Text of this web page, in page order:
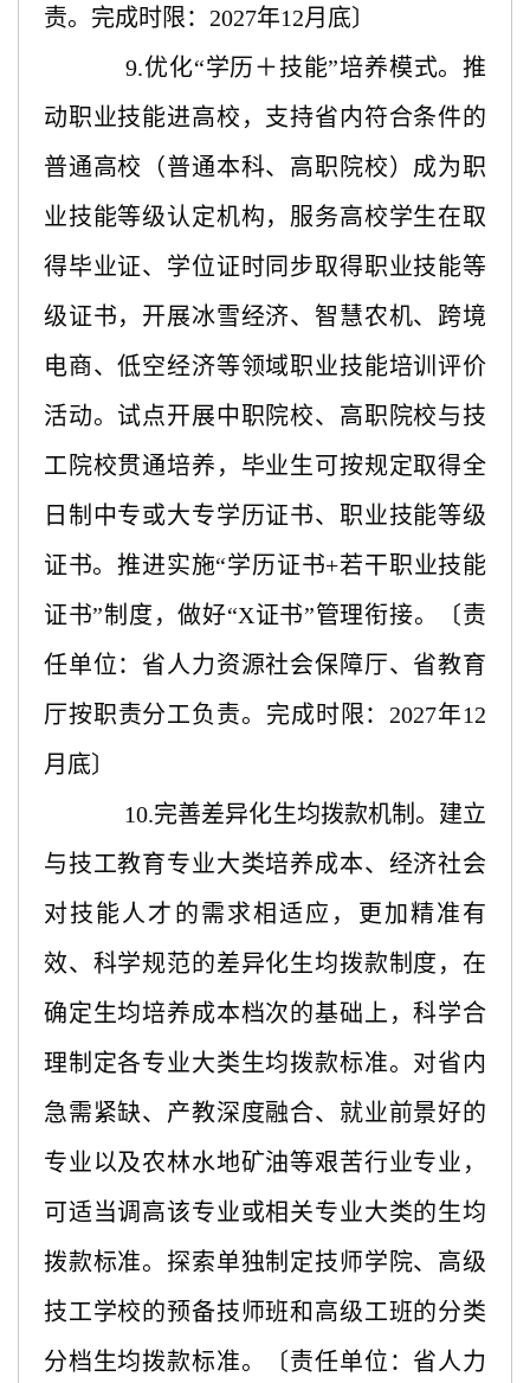
责。完成时限：2027年12月底〕
9.优化“学历＋技能”培养模式。推
动职业技能进高校，支持省内符合条件的
普通高校（普通本科、高职院校）成为职
业技能等级认定机构，服务高校学生在取
得毕业证、学位证时同步取得职业技能等
级证书，开展冰雪经济、智慧农机、跨境
电商、低空经济等领域职业技能培训评价
活动。试点开展中职院校、高职院校与技
工院校贯通培养，毕业生可按规定取得全
日制中专或大专学历证书、职业技能等级
证书。推进实施“学历证书+若干职业技能
证书”制度，做好“X证书”管理衔接。〔责
任单位：省人力资源社会保障厅、省教育
厅按职责分工负责。完成时限：2027年12
月底〕
10.完善差异化生均拨款机制。建立
与技工教育专业大类培养成本、经济社会
对技能人才的需求相适应，更加精准有
效、科学规范的差异化生均拨款制度，在
确定生均培养成本档次的基础上，科学合
理制定各专业大类生均拨款标准。对省内
急需紧缺、产教深度融合、就业前景好的
专业以及农林水地矿油等艰苦行业专业，
可适当调高该专业或相关专业大类的生均
拨款标准。探索单独制定技师学院、高级
技工学校的预备技师班和高级工班的分类
分档生均拨款标准。〔责任单位：省人力